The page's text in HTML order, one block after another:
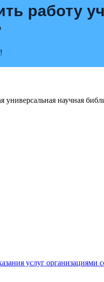
работу
научная
услуг организациями